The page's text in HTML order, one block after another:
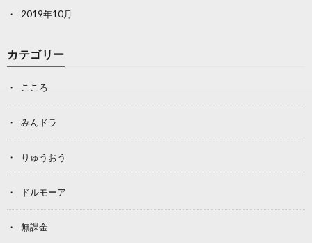
2019年10月
カテゴリー
こころ
みんドラ
りゅうおう
ドルモーア
無課金